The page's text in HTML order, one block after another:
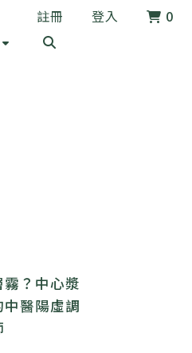
註冊 登入
0
？中心漿
醫陽虛調